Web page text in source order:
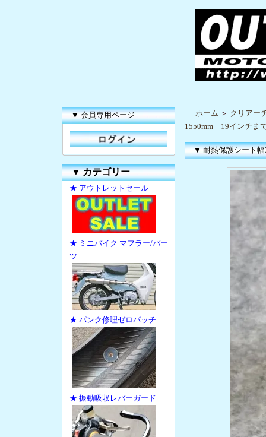
▼ 会員専用ページ
▼カテゴリー
★ アウトレットセール
★ ミニバイク マフラー/パー
ツ
★ パンク修理ゼロパッチ
★ 振動吸収レバーガード
ホーム ＞ クリアー
1550mm 19インチ
▼ 耐熱保護シート